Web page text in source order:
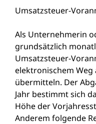
Umsatzsteuer-
Als Unternehmerin
grundsätzlich
Umsatzsteuer-
elektronischem Weg
übermitteln. Der
Jahr bestimmt sich
Höhe der
Anderem folgende